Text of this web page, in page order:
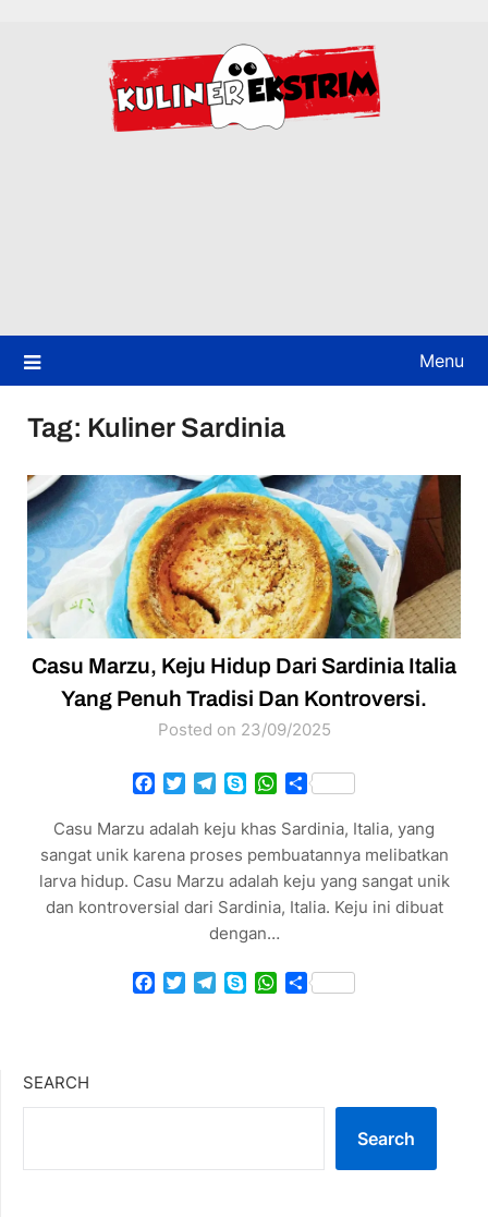
Menu
Tag: Kuliner Sardinia
Casu Marzu, Keju Hidup Dari Sardinia Italia
Yang Penuh Tradisi Dan Kontroversi.
Posted on 23/09/2025
Facebook
TwitterTelegram
SkypeWhatsApp
Share
Casu Marzu adalah keju khas Sardinia, Italia, yang
sangat unik karena proses pembuatannya melibatkan
larva hidup. Casu Marzu adalah keju yang sangat unik
dan kontroversial dari Sardinia, Italia. Keju ini dibuat
dengan…
Facebook
TwitterTelegram
SkypeWhatsApp
Share
SEARCH
Search